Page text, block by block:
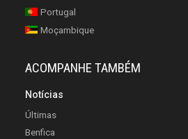
Portugal
Moçambique
ACOMPANHE TAMBÉM
Notícias
Últimas
Benfica